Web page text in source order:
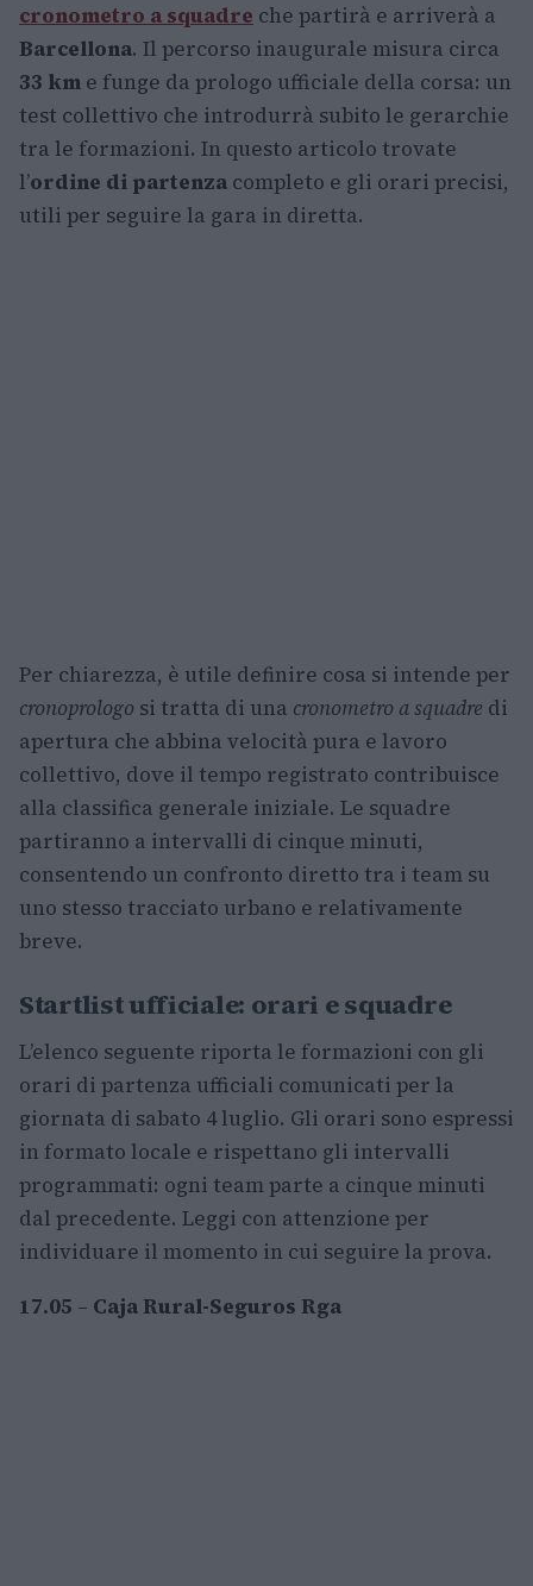
cronometro a squadre che partirà e arriverà a
Barcellona. Il percorso inaugurale misura circa
33 km e funge da prologo ufficiale della corsa: un
test collettivo che introdurrà subito le gerarchie
tra le formazioni. In questo articolo trovate
l’ordine di partenza completo e gli orari precisi,
utili per seguire la gara in diretta.
Per chiarezza, è utile definire cosa si intende per
cronoprologo si tratta di una cronometro a squadre di
apertura che abbina velocità pura e lavoro
collettivo, dove il tempo registrato contribuisce
alla classifica generale iniziale. Le squadre
partiranno a intervalli di cinque minuti,
consentendo un confronto diretto tra i team su
uno stesso tracciato urbano e relativamente
breve.
Startlist ufficiale: orari e squadre
L’elenco seguente riporta le formazioni con gli
orari di partenza ufficiali comunicati per la
giornata di sabato 4 luglio. Gli orari sono espressi
in formato locale e rispettano gli intervalli
programmati: ogni team parte a cinque minuti
dal precedente. Leggi con attenzione per
individuare il momento in cui seguire la prova.
17.05 – Caja Rural-Seguros Rga